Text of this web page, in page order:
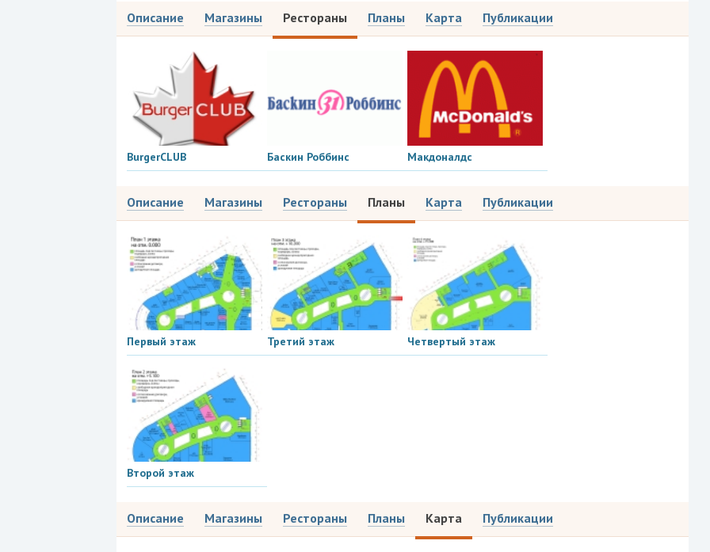
Описание Магазины Рестораны Планы Карта Публикации
BurgerCLUB Баскин Роббинс Макдоналдс
Описание Магазины Рестораны Планы Карта Публикации
Первый этаж Третий этаж Четвертый этаж
Второй этаж
Описание Магазины Рестораны Планы Карта Публикации